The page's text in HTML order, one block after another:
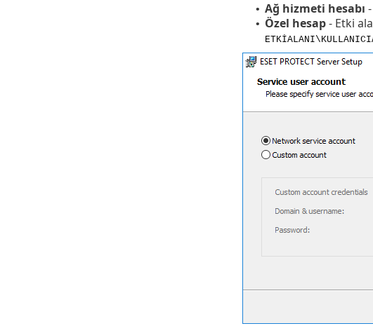
• Ağ hizmeti hesabı
• Özel hesap- Etki